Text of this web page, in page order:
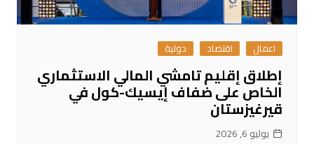
اعمال اقتصاد دولية
إطلاق إقليم تامشي المالي الاستثماري
الخاص على ضفاف إيسيك-كول في
قيرغيزستان
يوليو 6, 2026